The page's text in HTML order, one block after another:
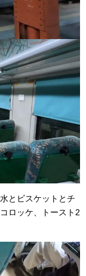
とビスケットとチ
ロッケ、トースト2